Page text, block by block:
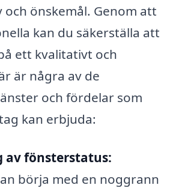
och önskemål. Genom att
kan du säkerställa att
ett kvalitativt och
är några av de
och fördelar som
kan erbjuda:
av fönsterstatus:
börja med en noggrann